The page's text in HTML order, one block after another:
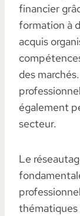
financier
formation à
acquis
des
également
secteur.
Le
thématiques